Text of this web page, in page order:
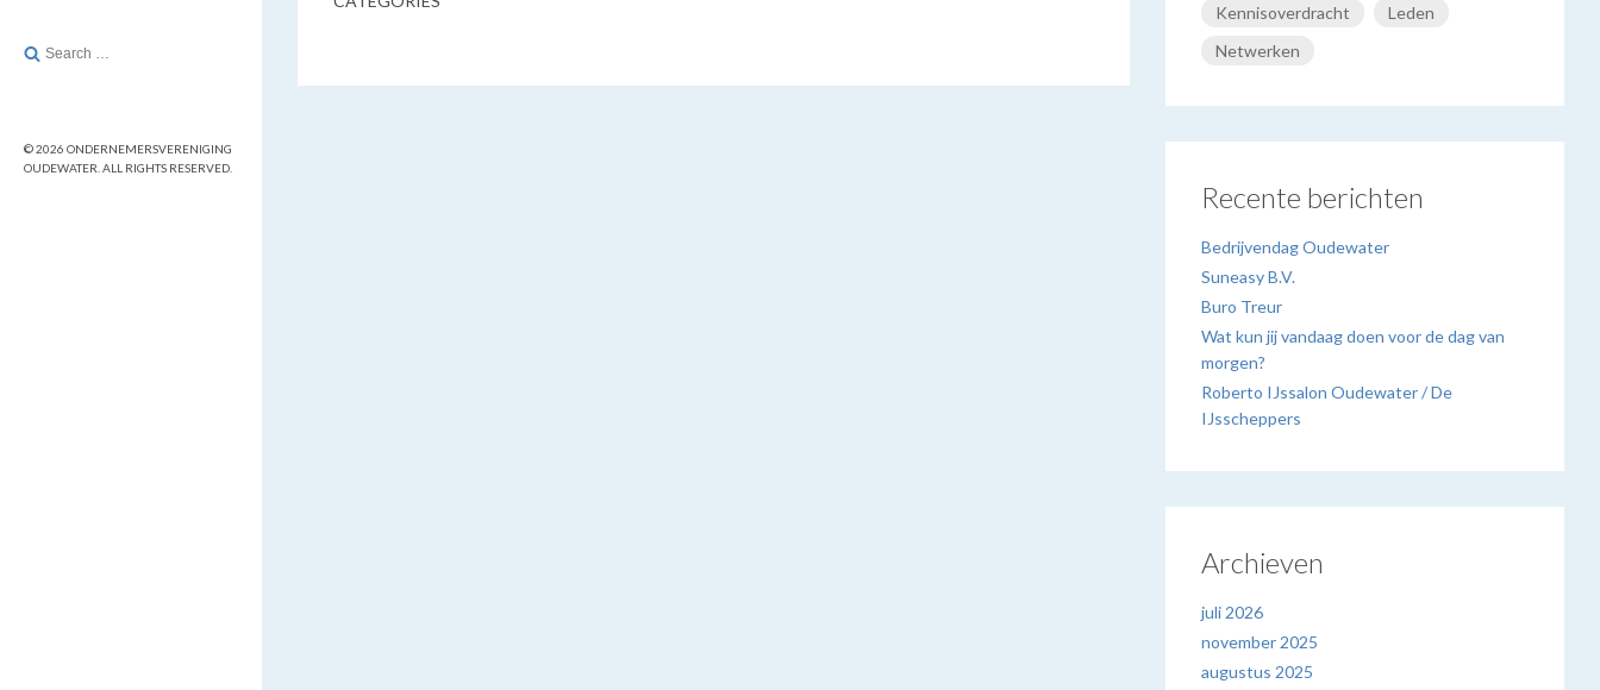
Search
© 2026 ONDERNEMERSVERENIGING
OUDEWATER. ALL RIGHTS RESERVED.
Kennisoverdracht
Leden
Netwerken
Recente berichten
Bedrijvendag Oudewater
Suneasy B.V.
Buro Treur
Wat kun jij vandaag doen voor de dag van
morgen?
Roberto IJssalon Oudewater / De
IJsscheppers
Archieven
juli 2026
november 2025
augustus 2025